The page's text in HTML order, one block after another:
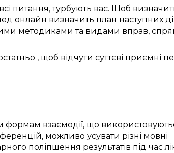
всі питання,турбують вас. Щоб
онлайн визначить план наступних
методиками та видами вправ,
, щоб відчути суттєві приємні
формам взаємодії, що
, можливо усувати різні мовні
поліпшення результатів під час